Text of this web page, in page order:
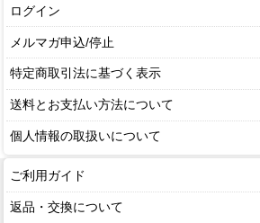
ログイン
メルマガ申込/停止
特定商取引法に基づく表示
送料とお支払い方法について
個人情報の取扱いについて
ご利用ガイド
返品・交換について